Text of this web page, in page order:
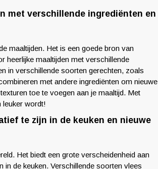
met verschillende ingrediënten en
maaltijden. Het is een goede bron van
heerlijke maaltijden met verschillende
in verschillende soorten gerechten, zoals
met andere ingrediënten om nieuwe
toe te voegen aan je maaltijd. Met
leuker wordt!
te zijn in de keuken en nieuwe
Het biedt een grote verscheidenheid aan
in de keuken. Verschillende soorten vlees